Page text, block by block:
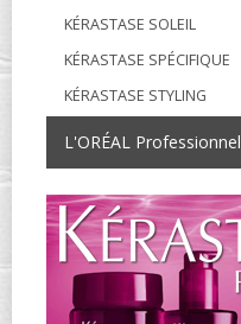
KÉRASTASE SOLEIL
KÉRASTASE SPÉCIFIQUE
KÉRASTASE STYLING
L'ORÉAL Professionnel